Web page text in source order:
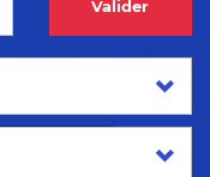
Valider